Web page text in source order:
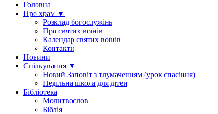
Головна
Про храм ▼
Розклад богослужінь
Про святих воїнів
Календар святих воїнів
Контакти
Новини
Спілкування ▼
Новий Заповіт з тлумаченням (урок спасіння)
Недільна школа для дітей
Бібліотека
Молитвослов
Біблія